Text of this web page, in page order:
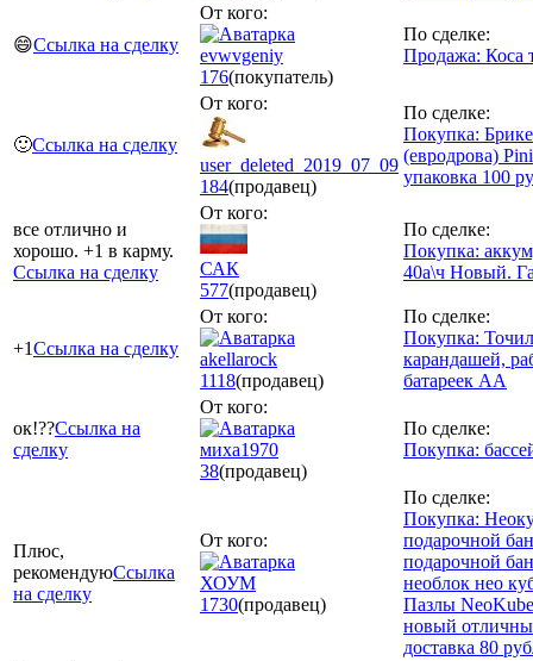
😄Ссылка на сделку
От кого:
evwvgeniy
176(покупатель)
По сделке:
Продажа: Коса
🙂Ссылка на сделку
От кого:
user_deleted_2019_07_09
184(продавец)
По сделке:
Покупка:
(евродрова)
упаковка 100
все отлично и
хорошо. +1 в карму.
Ссылка на сделку
От кого:
САК
577(продавец)
По сделке:
Покупка:
40a\ч Новый.
+1Ссылка на сделку
От кого:
akellarock
1118(продавец)
По сделке:
Покупка:
карандашей,
батареек АА
ок!??Ссылка на
сделку
От кого:
миха1970
38(продавец)
По сделке:
Покупка:
Плюс,
рекомендуюСсылка
на сделку
От кого:
ХОУМ
1730(продавец)
По сделке:
Покупка:
подарочной
подарочной
необлок нео
Пазлы
новый
доставка 80